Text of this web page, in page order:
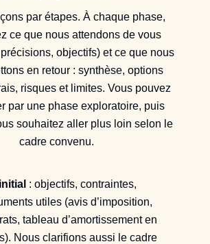
par étapes. À chaque phase,
ce que nous attendons de vous
objectifs) et ce que nous
en retour : synthèse, options
risques et limites. Vous pouvez
par une phase exploratoire, puis
souhaitez aller plus loin selon le
cadre convenu.
: objectifs, contraintes,
utiles (avis d’imposition,
tableau d’amortissement en
Nous clarifions aussi le cadre